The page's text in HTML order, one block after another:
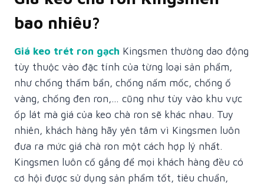
bao nhiêu?
Giá keo trét ron gạch Kingsmen thường dao động
tùy thuộc vào đặc tính của từng loại sản phẩm,
như chống thấm bẩn, chống nấm mốc, chống ố
vàng, chống đen ron,… cũng như tùy vào khu vực
ốp lát mà giá của keo chà ron sẽ khác nhau. Tuy
nhiên, khách hàng hãy yên tâm vì Kingsmen luôn
đưa ra mức giá chà ron một cách hợp lý nhất.
Kingsmen luôn cố gắng để mọi khách hàng đều có
cơ hội được sử dụng sản phẩm tốt, tiêu chuẩn,